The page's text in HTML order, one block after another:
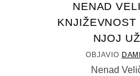
NENAD
NJOJ
OBJAVIO
Nenad